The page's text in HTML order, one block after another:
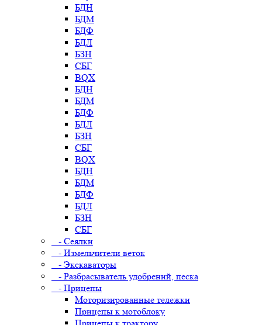
БДН
БДМ
БДФ
БДЛ
БЗН
СБГ
BQX
БДН
БДМ
БДФ
БДЛ
БЗН
СБГ
BQX
БДН
БДМ
БДФ
БДЛ
БЗН
СБГ
- Сеялки
- Измельчители веток
- Экскаваторы
- Разбрасыватель удобрений, песка
- Прицепы
Моторизированные тележки
Прицепы к мотоблоку